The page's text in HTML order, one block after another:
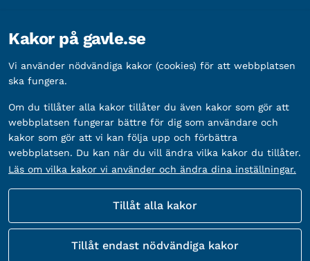
Organisationsnummer: 212000-2338
Bankgironummer: 5888-2333
Fler sätt att följa oss
Kakor på gavle.se
Vi använder nödvändiga kakor (cookies) för att webbplatsen
ska fungera.
Om du tillåter alla kakor tillåter du även kakor som gör att
webbplatsen fungerar bättre för dig som användare och
kakor som gör att vi kan följa upp och förbättra
webbplatsen. Du kan när du vill ändra vilka kakor du tillåter.
Läs om vilka kakor vi använder och ändra dina inställningar.
Tillåt alla kakor
Tillåt endast nödvändiga kakor